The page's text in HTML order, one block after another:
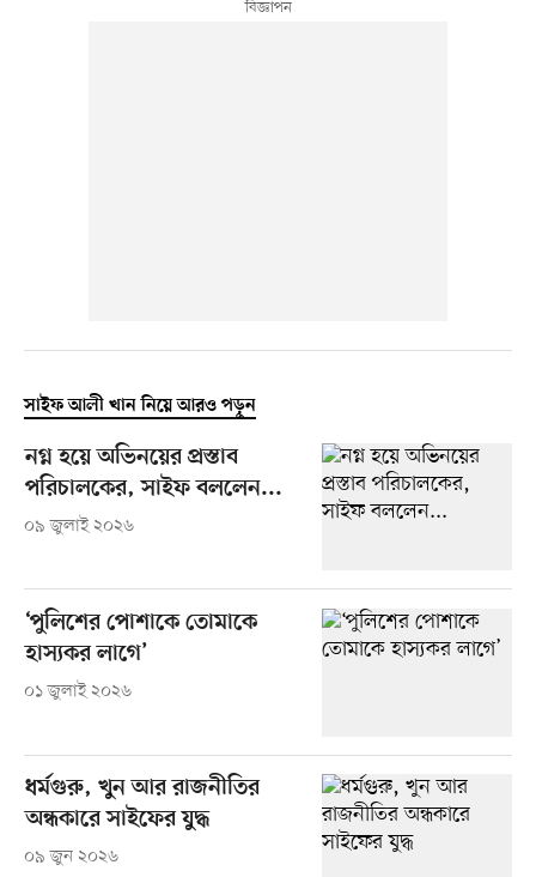
সাইফ আলী খান নিয়ে আরও পড়ুন
নগ্ন হয়ে অভিনয়ের প্রস্তাব
পরিচালকের, সাইফ বললেন...
০৯ জুলাই ২০২৬
‘পুলিশের পোশাকে তোমাকে
হাস্যকর লাগে’
০১ জুলাই ২০২৬
ধর্মগুরু, খুন আর রাজনীতির
অন্ধকারে সাইফের যুদ্ধ
০৯ জুন ২০২৬